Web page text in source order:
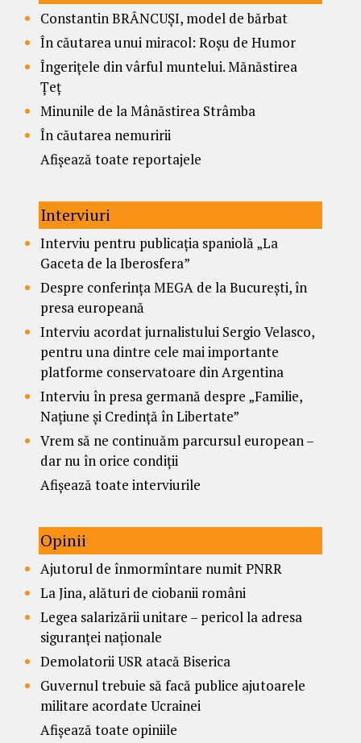
Constantin BRÂNCUȘI, model de bărbat
În căutarea unui miracol: Roșu de Humor
Îngerițele din vârful muntelui. Mănăstirea
Țeț
Minunile de la Mânăstirea Strâmba
În căutarea nemuririi
Afișează toate reportajele
Interviuri
Interviu pentru publicația spaniolă „La
Gaceta de la Iberosfera”
Despre conferința MEGA de la București, în
presa europeană
Interviu acordat jurnalistului Sergio Velasco,
pentru una dintre cele mai importante
platforme conservatoare din Argentina
Interviu în presa germană despre „Familie,
Națiune și Credință în Libertate”
Vrem să ne continuăm parcursul european –
dar nu în orice condiții
Afișează toate interviurile
Opinii
Ajutorul de înmormîntare numit PNRR
La Jina, alături de ciobanii români
Legea salarizării unitare – pericol la adresa
siguranței naționale
Demolatorii USR atacă Biserica
Guvernul trebuie să facă publice ajutoarele
militare acordate Ucrainei
Afișează toate opiniile